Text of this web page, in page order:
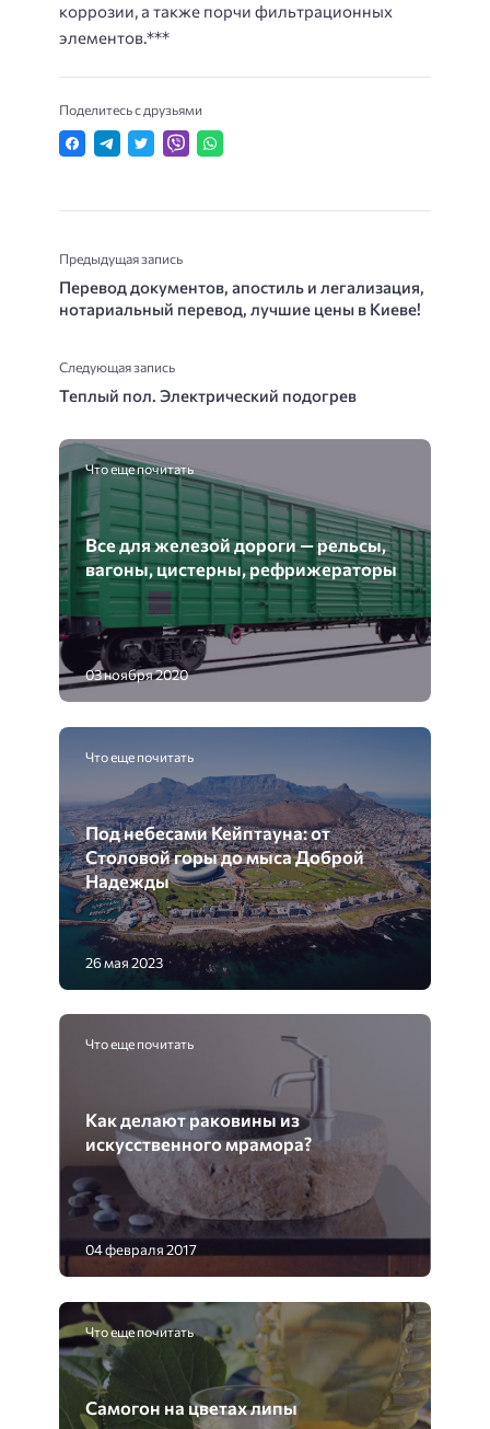
коррозии, а также порчи фильтрационных
элементов.***
Поделитесь с друзьями
Предыдущая запись
Перевод документов, апостиль и легализация,
нотариальный перевод, лучшие цены в Киеве!
Следующая запись
Теплый пол. Электрический подогрев
Что еще почитать
Все для железой дороги — рельсы,
вагоны, цистерны, рефрижераторы
03 ноября 2020
Что еще почитать
Под небесами Кейптауна: от
Столовой горы до мыса Доброй
Надежды
26 мая 2023
Что еще почитать
Как делают раковины из
искусственного мрамора?
04 февраля 2017
Что еще почитать
Самогон на цветах липы